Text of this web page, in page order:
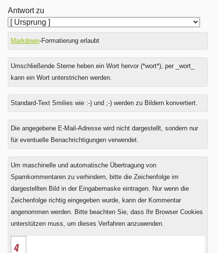
Antwort zu
Markdown-Formatierung erlaubt
Umschließende Sterne heben ein Wort hervor (*wort*), per _wort_
kann ein Wort unterstrichen werden.
Standard-Text Smilies wie :-) und ;-) werden zu Bildern konvertiert.
Was
ist
Null
plus
Die angegebene E-Mail-Adresse wird nicht dargestellt, sondern nur
für eventuelle Benachrichtigungen verwendet.
Um maschinelle und automatische Übertragung von
Spamkommentaren zu verhindern, bitte die Zeichenfolge im
dargestellten Bild in der Eingabemaske eintragen. Nur wenn die
Zeichenfolge richtig eingegeben wurde, kann der Kommentar
angenommen werden. Bitte beachten Sie, dass Ihr Browser Cookies
unterstützen muss, um dieses Verfahren anzuwenden.